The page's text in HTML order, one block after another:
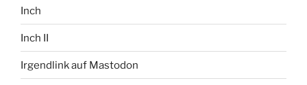
Inch
Inch II
Irgendlink auf Mastodon